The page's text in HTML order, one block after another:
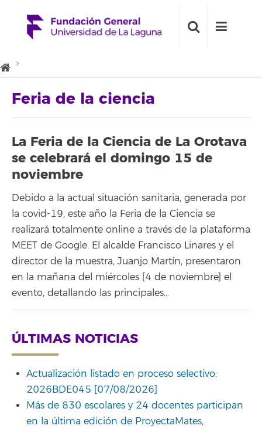
Feria de la ciencia
La Feria de la Ciencia de La Orotava
se celebrará el domingo 15 de
noviembre
Debido a la actual situación sanitaria, generada por
la covid-19, este año la Feria de la Ciencia se
realizará totalmente online a través de la plataforma
MEET de Google. El alcalde Francisco Linares y el
director de la muestra, Juanjo Martín, presentaron
en la mañana del miércoles [4 de noviembre] el
evento, detallando las principales…
ÚLTIMAS NOTICIAS
Actualización listado en proceso selectivo:
2026BDE045 [07/08/2026]
Más de 830 escolares y 24 docentes participan
en la última edición de ProyectaMates,